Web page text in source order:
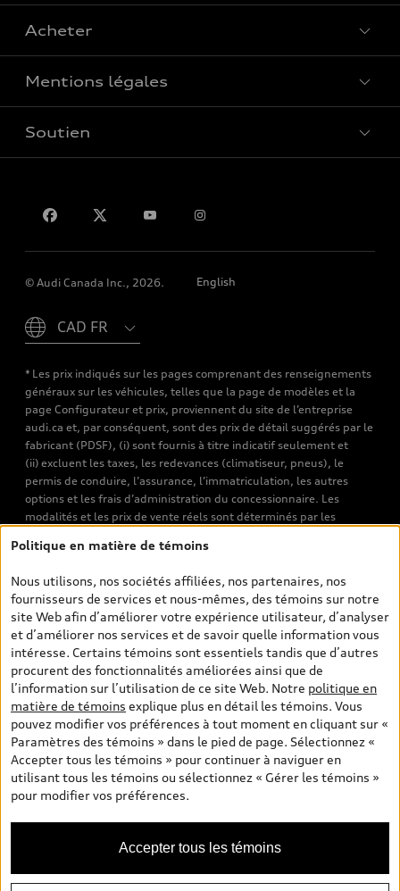
Offres spéciales
Acheter
Réserver un essai routier
Mentions légales
Confidentialité
Soutien
© Audi Canada Inc., 2026.
English
* Les prix indiqués sur les pages comprenant des renseignements
généraux sur les véhicules, telles que la page de modèles et la
page Configurateur et prix, proviennent du site de l’entreprise
audi.ca et, par conséquent, sont des prix de détail suggérés par le
fabricant (PDSF), (i) sont fournis à titre indicatif seulement et
(ii) excluent les taxes, les redevances (climatiseur, pneus), le
permis de conduire, l’assurance, l’immatriculation, les autres
options et les frais d’administration du concessionnaire. Les
modalités et les prix de vente réels sont déterminés par les
véhicules neufs et d’occasion sont les prix de vente établis par les
de transport et d’inspection de prélivraison, les taxes
environnementales (pour les véhicules neufs) et les frais
d’administration des concessionnaires. Toutefois, les taxes de
vente sont exclues. Veuillez noter que les prix de l’estimateur de
versements sont des PDSF s’il a été consulté au moyen de l’onglet
Configurateur et prix (à titre indicatif). Toutefois, s’il a été
consulté à partir des pages de recherche de véhicules neufs et
d’occasion, les prix indiqués sont des prix de vente (prix de vente
réels). Sur les pages de renseignements généraux sur les
véhicules, les modèles sont montrés à titre indicatif seulement,
avec des caractéristiques qui peuvent ne pas être offertes sur les
modèles canadiens. Malgré les efforts déployés pour assurer
l’exactitude de ces renseignements, des erreurs peuvent survenir
et la disponibilité peut changer; veuillez donc visiter votre
concessionnaire pour obtenir les détails et les spécifications
actuelles de chaque modèle. Tous droits réservés. Les marques de
commerce d’Audi AG sont utilisées sous licence.
Politique en matière de témoins
Nous utilisons, nos sociétés affiliées, nos partenaires, nos
fournisseurs de services et nous-mêmes, des témoins sur notre
site Web afin d’améliorer votre expérience utilisateur, d’analyser
et d’améliorer nos services et de savoir quelle information vous
intéresse. Certains témoins sont essentiels tandis que d’autres
procurent des fonctionnalités améliorées ainsi que de
l’information sur l’utilisation de ce site Web. Notre politique en
matière de témoins explique plus en détail les témoins. Vous
pouvez modifier vos préférences à tout moment en cliquant sur «
Paramètres des témoins » dans le pied de page. Sélectionnez «
Accepter tous les témoins » pour continuer à naviguer en
utilisant tous les témoins ou sélectionnez « Gérer les témoins »
pour modifier vos préférences.
Accepter tous les témoins